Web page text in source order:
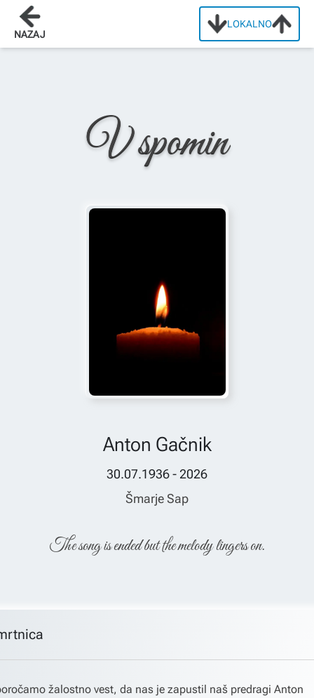
LOKALNO
NAZAJ
Domov
V spomin
Anton Gačnik
30.07.1936 - 2026
Šmarje Sap
The song is ended but the melody lingers on.
žalostno vest, da nas je zapustil naš predragi Anton